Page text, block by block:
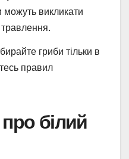
викликати
гриби тільки в
правил
білий